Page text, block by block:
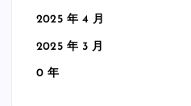
2025 年 4 月
2025 年 3 月
0 年